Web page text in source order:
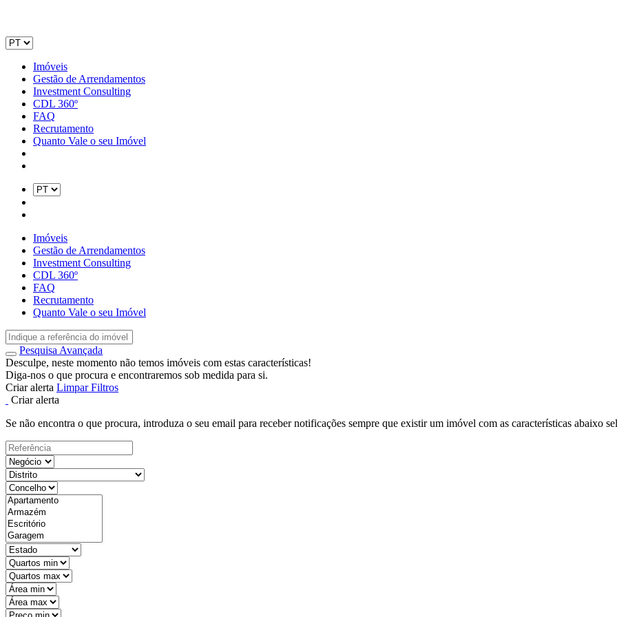
Imóveis
Gestão de Arrendamentos
Investment Consulting
CDL 360º
FAQ
Recrutamento
Quanto Vale o seu Imóvel
Imóveis
Gestão de Arrendamentos
Investment Consulting
CDL 360º
FAQ
Recrutamento
Quanto Vale o seu Imóvel
Pesquisa Avançada
Desculpe, neste momento não temos imóveis com estas características!
Diga-nos o que procura e encontraremos sob medida para si.
Criar alerta Limpar Filtros
Criar alerta
Se não encontra o que procura, introduza o seu email para receber notificações sempre que existir um imóvel com as características abaixo